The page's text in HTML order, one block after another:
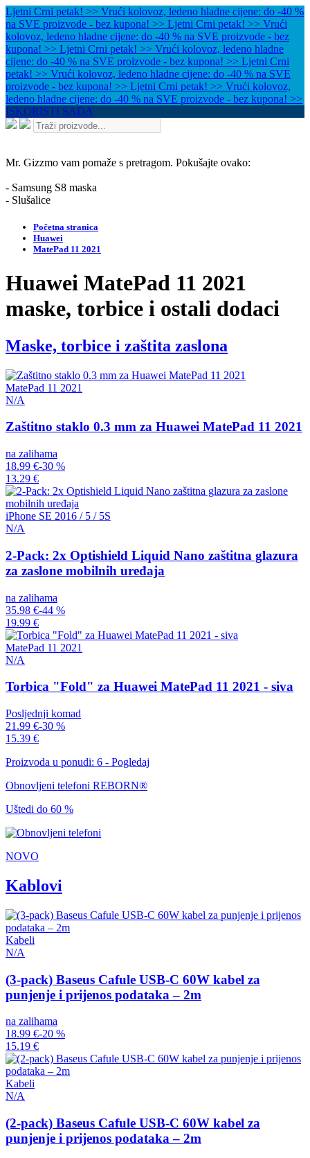
Ljetni Crni petak! >> Vrući kolovoz, ledeno hladne cijene: do -40 %
na SVE proizvode - bez kupona! >> Ljetni Crni petak! >> Vrući
kolovoz, ledeno hladne cijene: do -40 % na SVE proizvode - bez
kupona! >> Ljetni Crni petak! >> Vrući kolovoz, ledeno hladne
cijene: do -40 % na SVE proizvode - bez kupona! >> Ljetni Crni
petak! >> Vrući kolovoz, ledeno hladne cijene: do -40 % na SVE
proizvode - bez kupona! >> Ljetni Crni petak! >> Vrući kolovoz,
ledeno hladne cijene: do -40 % na SVE proizvode - bez kupona! >>
ISKORISTI SADA
Mr. Gizzmo vam pomaže s pretragom. Pokušajte ovako:
- Samsung S8 maska
- Slušalice
Početna stranica
Huawei
MatePad 11 2021
Huawei MatePad 11 2021
maske, torbice i ostali dodaci
Maske, torbice i zaštita zaslona
MatePad 11 2021
N/A
Zaštitno staklo 0.3 mm za Huawei MatePad 11 2021
na zalihama
18.99 €-30 %
13.29 €
iPhone SE 2016 / 5 / 5S
N/A
2-Pack: 2x Optishield Liquid Nano zaštitna glazura
za zaslone mobilnih uređaja
na zalihama
35.98 €-44 %
19.99 €
MatePad 11 2021
N/A
Torbica "Fold" za Huawei MatePad 11 2021 - siva
Posljednji komad
21.99 €-30 %
15.39 €
Proizvoda u ponudi: 6 - Pogledaj
Obnovljeni telefoni REBORN®
Uštedi do 60 %
NOVO
Kablovi
Kabeli
N/A
(3-pack) Baseus Cafule USB-C 60W kabel za
punjenje i prijenos podataka – 2m
na zalihama
18.99 €-20 %
15.19 €
Kabeli
N/A
(2-pack) Baseus Cafule USB-C 60W kabel za
punjenje i prijenos podataka – 2m